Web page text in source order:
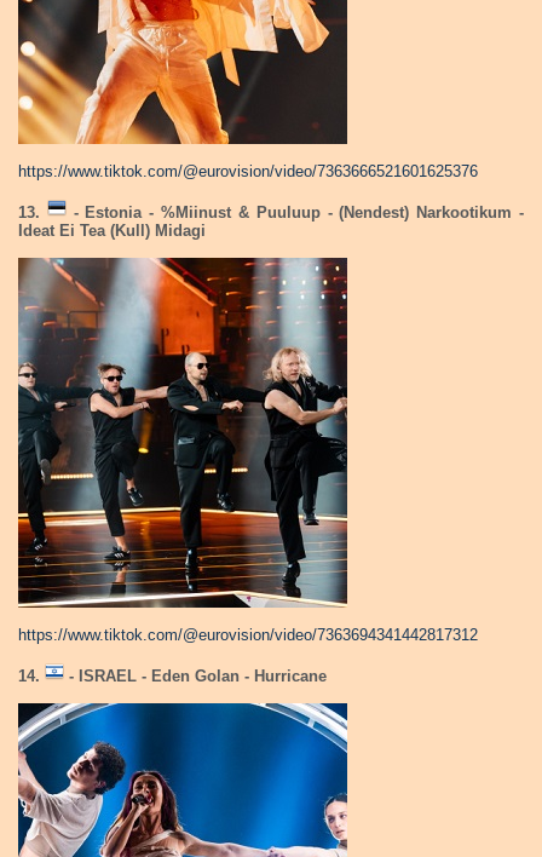
https://www.tiktok.com/@eurovision/video/7363666521601625376
13.
- Estonia - %Miinust & Puuluup - (Nendest) Narkootikum -
Ideat Ei Tea (Kull) Midagi
https://www.tiktok.com/@eurovision/video/7363694341442817312
14. - ISRAEL - Eden Golan - Hurricane